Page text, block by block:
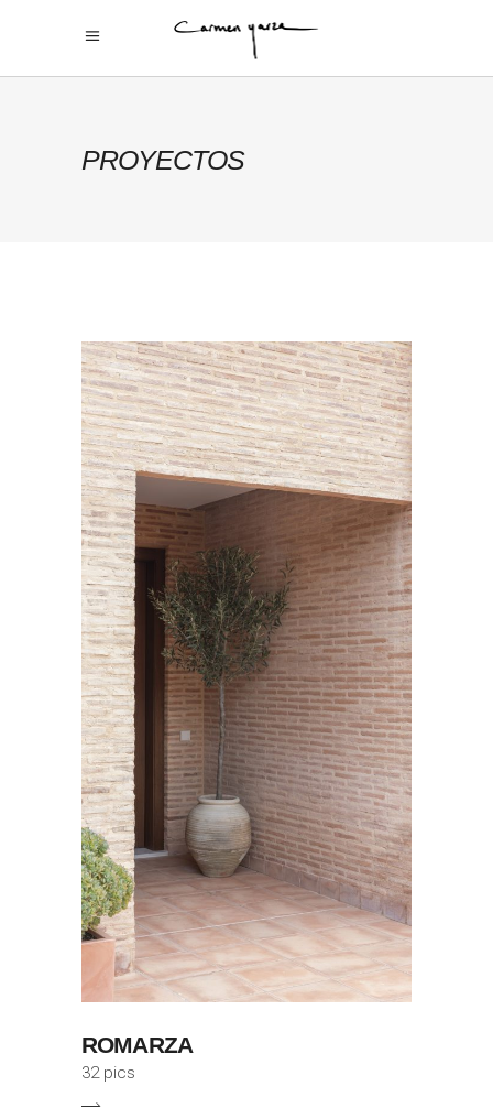
PROYECTOS
ROMARZA
32 pics